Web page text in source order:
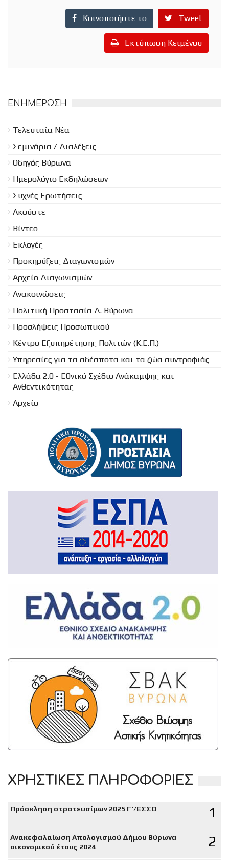
Κοινοποιήστε το Tweet
Εκτύπωση Κειμένου
ΕΝΗΜΈΡΩΣΗ
Τελευταία Νέα
Σεμινάρια / Διαλέξεις
Οδηγός Βύρωνα
Ημερολόγιο Εκδηλώσεων
Συχνές Ερωτήσεις
Ακούστε
Βίντεο
Εκλογές
Προκηρύξεις Διαγωνισμών
Aρχείο Διαγωνισμών
Ανακοινώσεις
Πολιτική Προστασία Δ. Βύρωνα
Προσλήψεις Προσωπικού
Κέντρο Εξυπηρέτησης Πολιτών (Κ.Ε.Π.)
Υπηρεσίες για τα αδέσποτα και τα ζώα συντροφιάς
Ελλάδα 2.0 - Εθνικό Σχέδιο Ανάκαμψης και
Ανθεντικότητας
Αρχείο
ΧΡΗΣΤΙΚΕΣ ΠΛΗΡΟΦΟΡΙΕΣ
Πρόσκληση στρατευσίμων 2025 Γ'/ΕΣΣΟ 1
Ανακεφαλαίωση Απολογισμού Δήμου Βύρωνα
οικονομικού έτους 2024
2